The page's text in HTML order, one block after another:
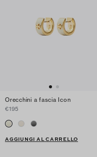
Orecchini a fascia Icon
€195
AGGIUNGI AL CARRELLO